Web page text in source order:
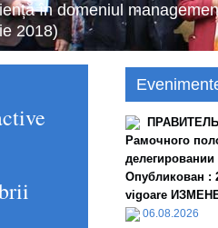
în domeniul
2018)
Рамочного
Опубликован :
vigoare
06.08.2026